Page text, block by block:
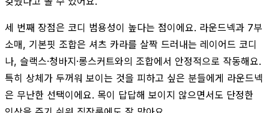
세 번째 장점은 코디 범용성이 높다는 점이에요. 라운드넥과 7부
소매, 기본핏 조합은 셔츠 카라를 살짝 드러내는 레이어드 코디
나, 슬랙스·청바지·롱스커트와의 조합에서 안정적으로 작동해요.
특히 상체가 두꺼워 보이는 것을 피하고 싶은 분들에게 라운드넥
은 무난한 선택이에요. 목이 답답해 보이지 않으면서도 단정한